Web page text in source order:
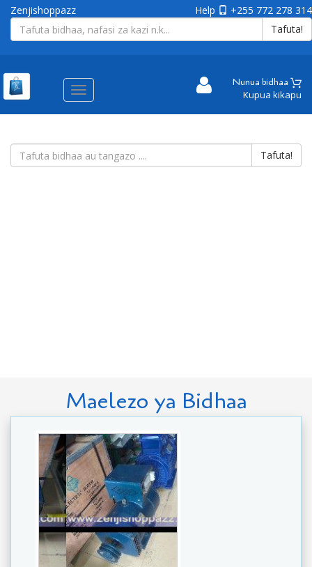
Help +255 772 278 314
Zenjishoppazz
Tafuta!
Aina
ya
Nunua bidhaa
Kupua kikapu
Tafuta!
Maelezo ya Bidhaa